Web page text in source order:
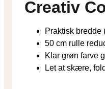
Creativ
Praktisk bredde
50 cm rulle
Klar grøn farve
Let at skære,